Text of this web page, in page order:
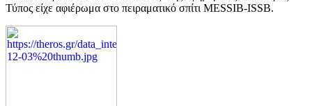
Τύπος είχε αφιέρωμα στο πειραματικό σπίτι MESSIB-ISSB.